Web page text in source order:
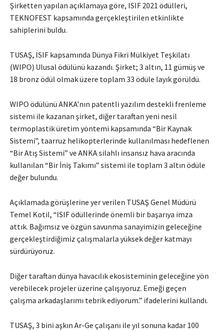
Şirketten yapılan açıklamaya göre, ISIF 2021 ödülleri,
TEKNOFEST kapsamında gerçekleştirilen etkinlikte
sahiplerini buldu.
TUSAŞ, ISIF kapsamında Dünya Fikri Mülkiyet Teşkilatı
(WIPO) Ulusal ödülünü kazandı. Şirket; 3 altın, 11 gümüş ve
18 bronz ödül olmak üzere toplam 33 ödüle layık görüldü.
WIPO ödülünü ANKA’nın patentli yazılım destekli frenleme
sistemi ile kazanan şirket, diğer taraftan yeni nesil
termoplastik üretim yöntemi kapsamında “Bir Kaynak
Sistemi”, taarruz helikopterlerinde kullanılması hedeflenen
“Bir Atış Sistemi” ve ANKA silahlı insansız hava aracında
kullanılan “Bir İniş Takımı” sistemi ile toplam 3 altın ödüle
değer bulundu.
Açıklamada görüşlerine yer verilen TUSAŞ Genel Müdürü
Temel Kotil, “ISIF ödüllerinde önemli bir başarıya imza
attık. Bağımsız ve özgün savunma sanayimizin geleceğine
gerçekleştirdiğimiz çalışmalarla yüksek değer katmayı
sürdürüyoruz.
Diğer taraftan dünya havacılık ekosisteminin geleceğine yön
verebilecek projeler üzerine çalışıyoruz. Emeği geçen
çalışma arkadaşlarımı tebrik ediyorum.” ifadelerini kullandı.
TUSAŞ, 3 bini aşkın Ar-Ge çalışanı ile yıl sonuna kadar 100